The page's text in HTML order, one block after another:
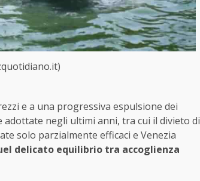
e a una progressiva espulsione dei
negli ultimi anni, tra cui il divieto di
solo parzialmente efficaci e Venezia
delicato equilibrio tra accoglienza